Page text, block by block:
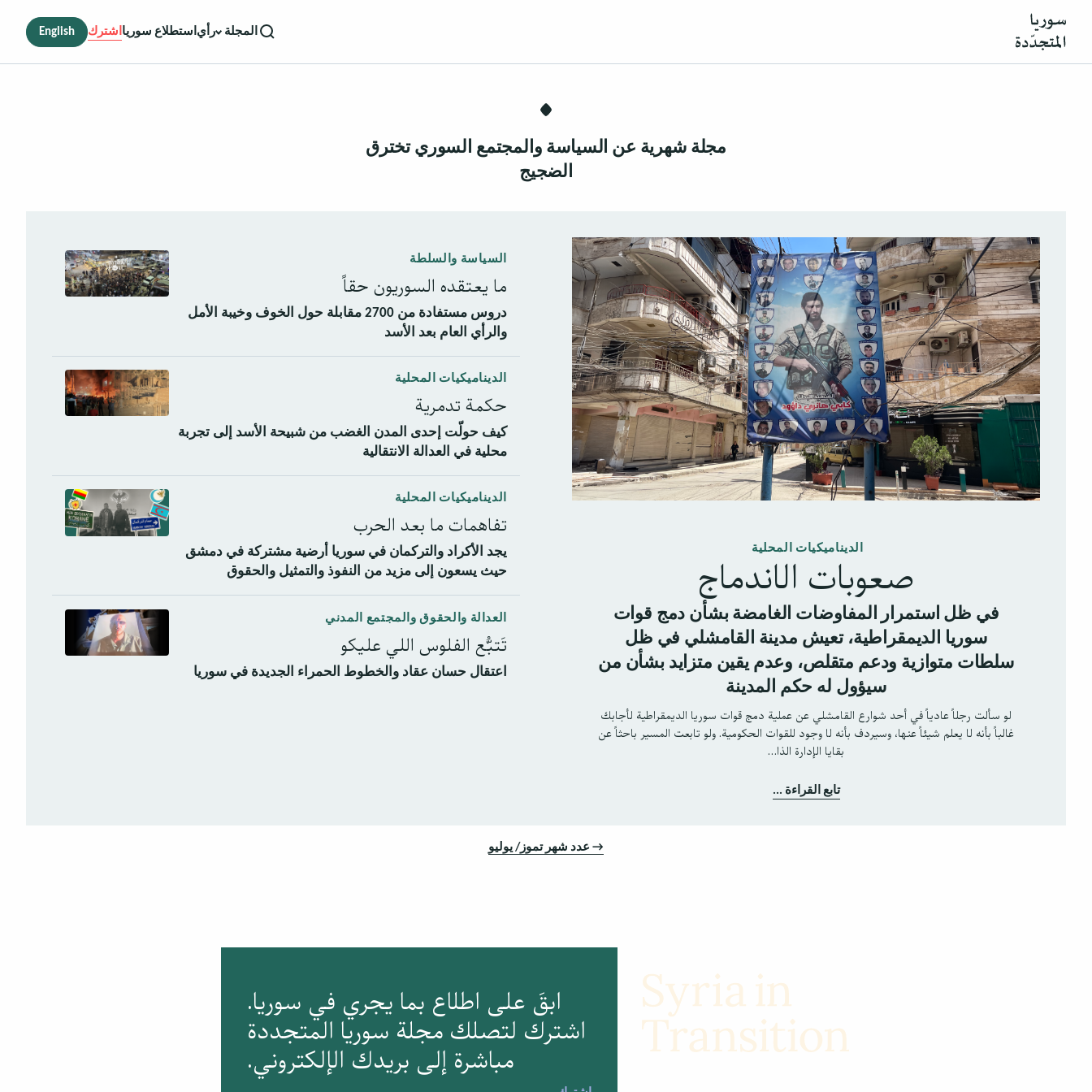
المجلة رأي استطلاع سوريا اشترك English
مجلة شهرية عن السياسة والمجتمع السوري تخترق
الضجيج
الديناميكيات المحلية
صعوبات الاندماج
في ظل استمرار المفاوضات الغامضة بشأن دمج قوات
سوريا الديمقراطية، تعيش مدينة القامشلي في ظل
سلطات متوازية ودعم متقلص، وعدم يقين متزايد بشأن من
سيؤول له حكم المدينة
لو سألت رجلاً عادياً في أحد شوارع القامشلي عن عملية دمج قوات سوريا الديمقراطية لأجابك
غالباً بأنه لا يعلم شيئاً عنها، وسيردف بأنه لا وجود للقوات الحكومية. ولو تابعت المسير باحثاً عن
بقايا الإدارة الذا…
تابع القراءة ...
السياسة والسلطة
ما يعتقده السوريون حقاً
دروس مستفادة من 2700 مقابلة حول الخوف وخيبة الأمل
والرأي العام بعد الأسد
الديناميكيات المحلية
حكمة تدمرية
كيف حولّت إحدى المدن الغضب من شبيحة الأسد إلى تجربة
محلية في العدالة الانتقالية
الديناميكيات المحلية
تفاهمات ما بعد الحرب
يجد الأكراد والتركمان في سوريا أرضية مشتركة في دمشق
حيث يسعون إلى مزيد من النفوذ والتمثيل والحقوق
العدالة والحقوق والمجتمع المدني
تَتبُّع الفلوس اللي عليكو
اعتقال حسان عقاد والخطوط الحمراء الجديدة في سوريا
→ عدد شهر تموز/ يوليو
ابقَ على اطلاع بما يجري في سوريا.
اشترك لتصلك مجلة سوريا المتجددة
مباشرة إلى بريدك الإلكتروني.